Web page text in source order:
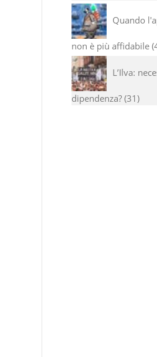
Quando
non è più affidabile
L’Ilva:
dipendenza? 31